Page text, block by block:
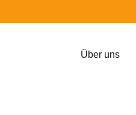
Über uns